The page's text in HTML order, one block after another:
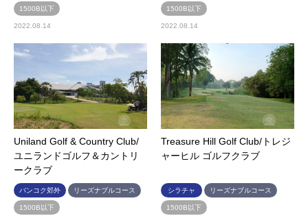
1500B以下
2022.08.14
1500B以下
2022.08.14
Uniland Golf & Country Club/
ユニランドゴルフ＆カントリ
ークラブ
バンコク郊外 リーズナブルコース
1500B以下
Treasure Hill Golf Club/トレジ
ャーヒル ゴルフクラブ
シラチャ リーズナブルコース
1500B以下